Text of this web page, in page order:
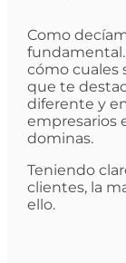
Como
cómo cuales
que te
diferente y
empresarios
dominas.
Teniendo
clientes, la
ello.